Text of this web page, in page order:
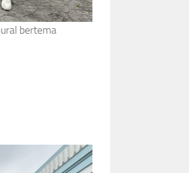
bertema